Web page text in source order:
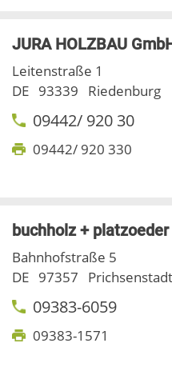
JURA HOLZBAU
Leitenstraße 1
DE 93339 Riedenburg
09442/ 920 30
09442/ 920 330
buchholz + platzoeder
Bahnhofstraße 5
DE 97357 Prichsenstadt
09383-6059
09383-1571